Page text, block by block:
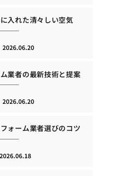
入れた清々しい空気
2026.06.20
業者の最新技術と提案
2026.06.20
ォーム業者選びのコツ
2026.06.18